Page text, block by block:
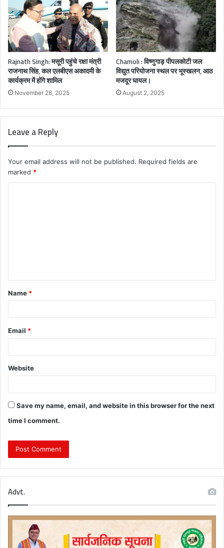
Rajnath Singh: मसूरी पहुंचे रक्षा मंत्री
राजनाथ सिंह, कल एलबीएस अकादमी के
कार्यक्रम में होंगे शामिल
November 28, 2025
Chamoli : विष्णुगाड़ पीपलकोटी जल
विद्युत परियोजना स्थल पर भूस्खलन, आठ
मजदूर घायल।
August 2, 2025
Leave a Reply
Your email address will not be published. Required fields are
marked *
t
*
Name *
Email *
Website
Save my name, email, and website in this browser for the next
time I comment.
Advt.